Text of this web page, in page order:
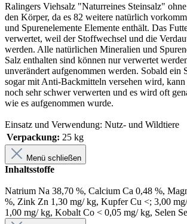
Ralingers Viehsalz "Naturreines Steinsalz"
den Körper, da es 82 weitere natürlich
und Spurenelemente Elemente enthält. Das
verwertet, weil der Stoffwechsel und die
werden. Alle natürlichen Mineralien und
Salz enthalten sind können nur verwertet
unverändert aufgenommen werden. Sobald ein
sogar mit Anti-Backmitteln versehen wird,
noch sehr schwer verwerten und es wird oft
wie es aufgenommen wurde.
Einsatz und Verwendung: Nutz- und Wildtiere
Verpackung: 25 kg
Menü schließen
Inhaltsstoffe
Natrium Na 38,70 %, Calcium Ca 0,48 %,
%, Zink Zn 1,30 mg/ kg, Kupfer Cu <; 3,00
1,00 mg/ kg, Kobalt Co < 0,05 mg/ kg, Selen